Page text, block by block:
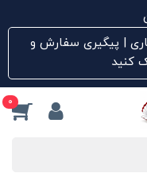
سفارش‌ها: ۳ تا ۴ روز کاری | پیگیری سفارش و
کنید
0